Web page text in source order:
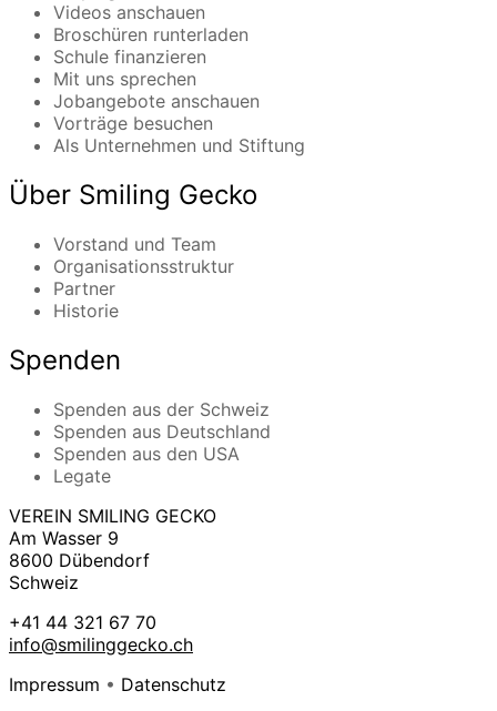
Videos anschauen
Broschüren runterladen
Schule finanzieren
Mit uns sprechen
Jobangebote anschauen
Vorträge besuchen
Als Unternehmen und Stiftung
Über Smiling Gecko
Vorstand und Team
Organisationsstruktur
Partner
Historie
Spenden
Spenden aus der Schweiz
Spenden aus Deutschland
Spenden aus den USA
Legate
VEREIN SMILING GECKO
Am Wasser 9
8600 Dübendorf
Schweiz
+41 44 321 67 70
info@smilinggecko.ch
Impressum • Datenschutz